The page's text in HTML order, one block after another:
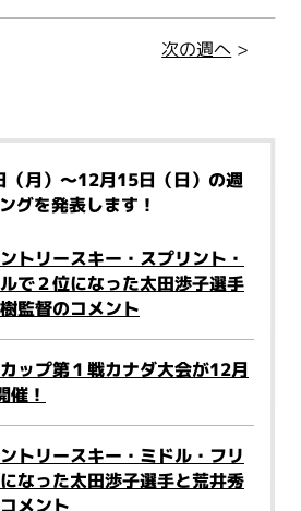
次の週へ >
月）～12月15日（日） の週
グを発表します！
トリースキー・スプリント・
で２位になった太田渉子選手
監督のコメント
ップ第１戦カナダ大会が12月
催！
トリースキー・ミドル・フリ
なった太田渉子選手と荒井秀
メント